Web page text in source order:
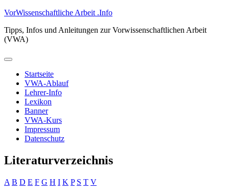
Zum
springen
VorWissenschaftliche Arbeit .Info
Tipps, Infos und Anleitungen zur Vorwissenschaftlichen Arbeit
(VWA)
Primäres
Startseite
VWA-Ablauf
Lehrer-Info
Lexikon
Banner
VWA-Kurs
Impressum
Datenschutz
Literaturverzeichnis
A B D E F G H I K P S T V